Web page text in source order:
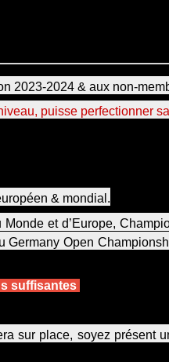
2023-2024 & aux non-
puisse perfectionner
& mondial.
et d’Europe,
Open
suffisantes
sur place, soyez présent